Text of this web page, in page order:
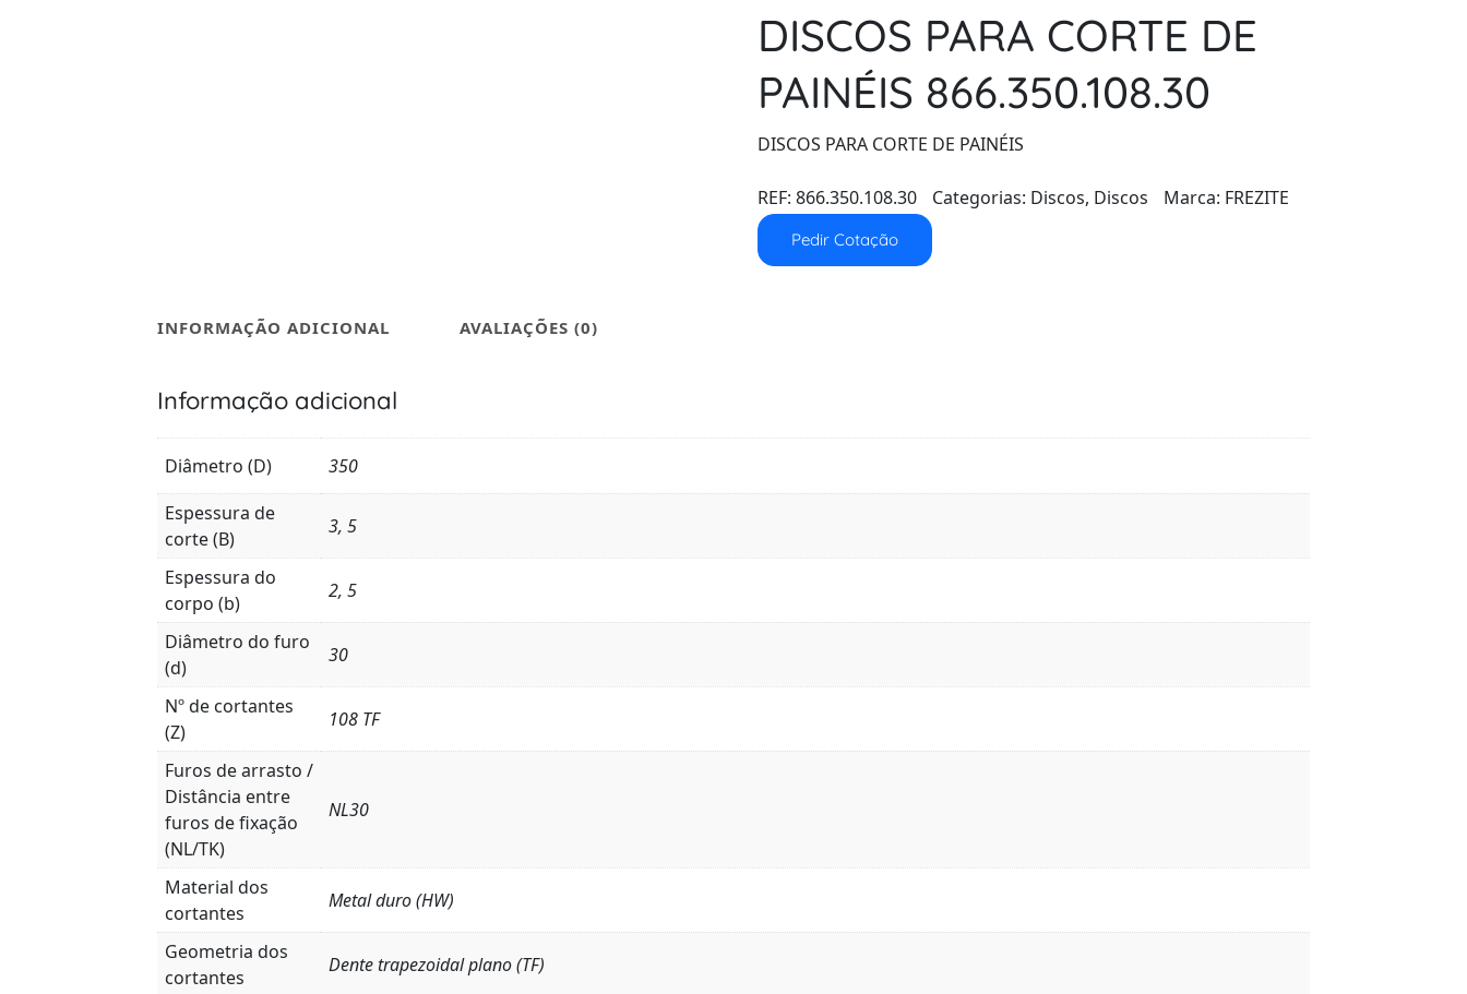
DISCOS PARA CORTE DE
PAINÉIS 866.350.108.30
DISCOS PARA CORTE DE PAINÉIS
REF:866.350.108.30 Categorias: Discos, Discos Marca: FREZITE
Pedir Cotação
INFORMAÇÃO ADICIONAL AVALIAÇÕES (0)
Informação adicional
Diâmetro (D)
350
Espessura de
corte (B)
3, 5
Espessura do
corpo (b)
2, 5
Diâmetro do furo
(d)
30
Nº de cortantes
(Z)
108 TF
Furos de arrasto /
Distância entre
furos de fixação
(NL/TK)
NL30
Material dos
cortantes
Metal duro (HW)
Geometria dos
cortantes
Dente trapezoidal plano (TF)